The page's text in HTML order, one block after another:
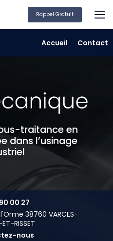
Accueil
Contact
Rappel Gratuit
traitance en
dans l’usinage
00 27
38760 VARCES-
ET-RISSET
nous